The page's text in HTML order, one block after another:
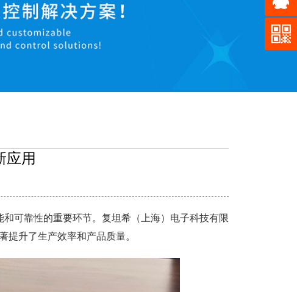
应用
可靠性的重要环节。复坦希（上海）电子科技有限
升了生产效率和产品质量。